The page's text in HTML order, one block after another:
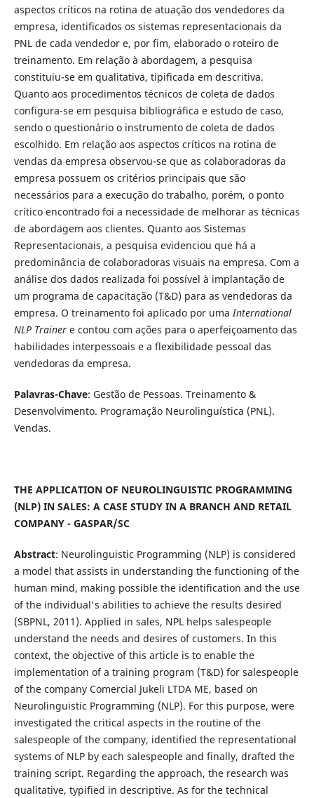
aspectos críticos na rotina de atuação dos vendedores da
empresa, identificados os sistemas representacionais da
PNL de cada vendedor e, por fim, elaborado o roteiro de
treinamento. Em relação à abordagem, a pesquisa
constituiu-se em qualitativa, tipificada em descritiva.
Quanto aos procedimentos técnicos de coleta de dados
configura-se em pesquisa bibliográfica e estudo de caso,
sendo o questionário o instrumento de coleta de dados
escolhido. Em relação aos aspectos críticos na rotina de
vendas da empresa observou-se que as colaboradoras da
empresa possuem os critérios principais que são
necessários para a execução do trabalho, porém, o ponto
crítico encontrado foi a necessidade de melhorar as técnicas
de abordagem aos clientes. Quanto aos Sistemas
Representacionais, a pesquisa evidenciou que há a
predominância de colaboradoras visuais na empresa. Com a
análise dos dados realizada foi possível à implantação de
um programa de capacitação (T&D) para as vendedoras da
empresa. O treinamento foi aplicado por umaInternational
NLP Trainere contou com ações para o aperfeiçoamento das
habilidades interpessoais e a flexibilidade pessoal das
vendedoras da empresa.
Palavras-Chave: Gestão de Pessoas. Treinamento &
Desenvolvimento. Programação Neurolinguística (PNL).
Vendas.
THE APPLICATION OF NEUROLINGUISTIC PROGRAMMING
(NLP) IN SALES: A CASE STUDY IN A BRANCH AND RETAIL
COMPANY - GASPAR/SC
Abstract: Neurolinguistic Programming (NLP) is considered
a model that assists in understanding the functioning of the
human mind, making possible the identification and the use
of the individual's abilities to achieve the results desired
(SBPNL, 2011). Applied in sales, NPL helps salespeople
understand the needs and desires of customers. In this
context, the objective of this article is to enable the
implementation of a training program (T&D) for salespeople
of the company Comercial Jukeli LTDA ME, based on
Neurolinguistic Programming (NLP). For this purpose, were
investigated the critical aspects in the routine of the
salespeople of the company, identified the representational
systems of NLP by each salespeople and finally, drafted the
training script. Regarding the approach, the research was
qualitative, typified in descriptive. As for the technical